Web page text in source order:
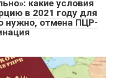
какие условия
в 2021 году для
нужно, отмена ПЦР-